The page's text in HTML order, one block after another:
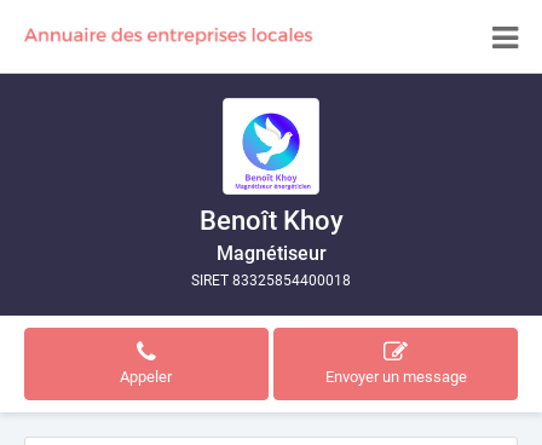
Benoît Khoy
Magnétiseur
SIRET 83325854400018
Appeler Envoyer un message